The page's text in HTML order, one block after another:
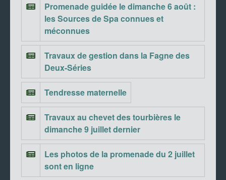
Promenade guidée le dimanche 6 août :
les Sources de Spa connues et
méconnues
Travaux de gestion dans la Fagne des
Deux-Séries
Tendresse maternelle
Travaux au chevet des tourbières le
dimanche 9 juillet dernier
Les photos de la promenade du 2 juillet
sont en ligne